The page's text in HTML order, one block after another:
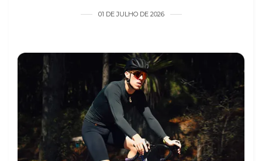
01 DE JULHO DE 2026